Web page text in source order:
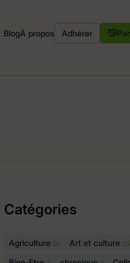
BlogÀ propos Adhérer
Catégories
Agriculture 18 Art et culture